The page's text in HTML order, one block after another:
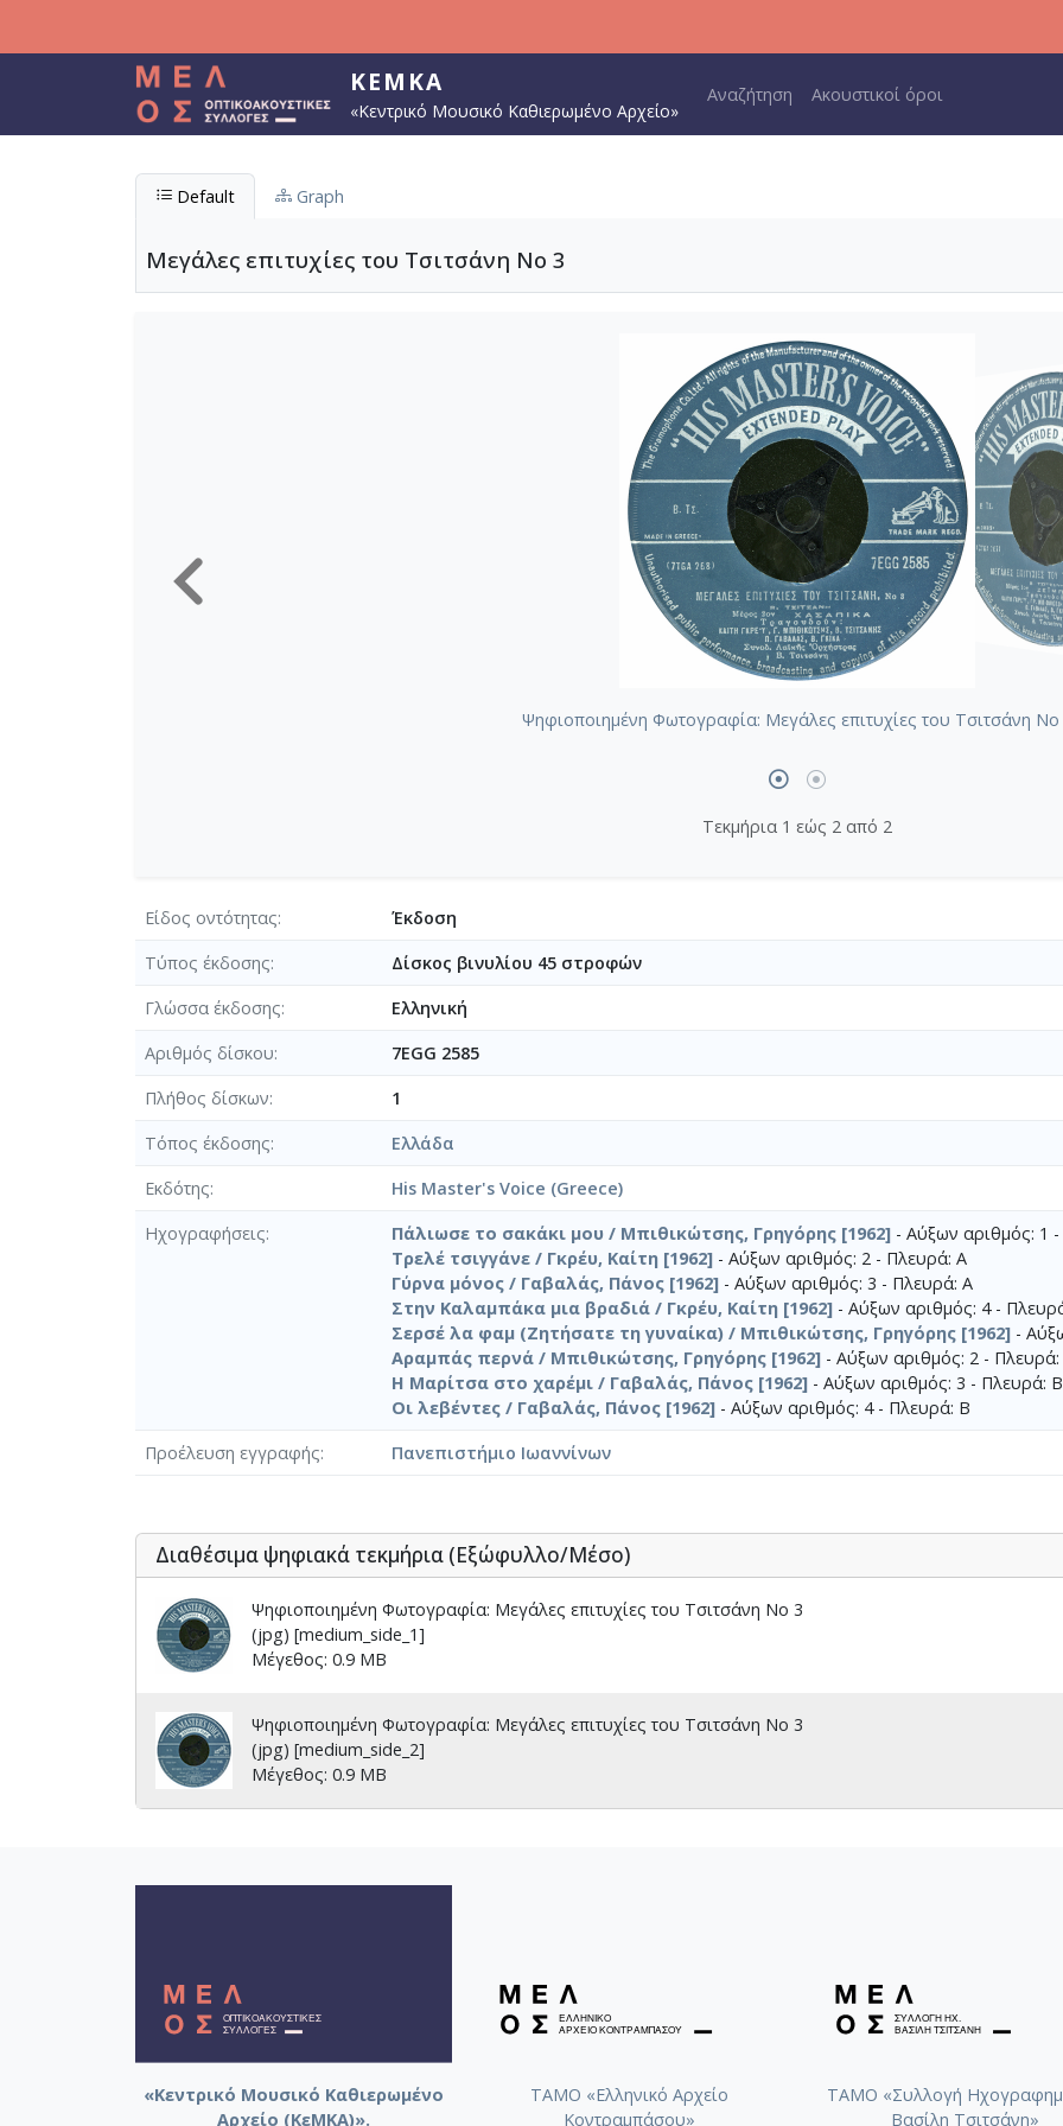
ΚΕΜΚΑ
«Κεντρικό Μουσικό Καθιερωμένο Αρχείο»
Main navigation
Αναζήτηση Ακουστικοί όροι
Default Graph
Μεγάλες επιτυχίες του Τσιτσάνη No 3
Ψηφιοποιημένη Φωτογραφία: Μεγάλες επιτυχίες του Τσιτσάνη No
Τεκμήρια 1 εώς 2 από 2
Είδος οντότητας
Έκδοση
Τύπος έκδοσης
Δίσκος βινυλίου 45 στροφών
Γλώσσα έκδοσης
Ελληνική
Αριθμός δίσκου
7EGG 2585
Πλήθος δίσκων
1
Τόπος έκδοσης
Ελλάδα
Εκδότης
His Master's Voice (Greece)
Ηχογραφήσεις
Πάλιωσε το σακάκι μου / Μπιθικώτσης, Γρηγόρης [1962] - Αύξων αριθμός: 1
Τρελέ τσιγγάνε / Γκρέυ, Καίτη [1962] - Αύξων αριθμός: 2 - Πλευρά: Α
Γύρνα μόνος / Γαβαλάς, Πάνος [1962] - Αύξων αριθμός: 3 - Πλευρά: Α
Στην Καλαμπάκα μια βραδιά / Γκρέυ, Καίτη [1962] - Αύξων αριθμός: 4 -
Σερσέ λα φαμ (Ζητήσατε τη γυναίκα) / Μπιθικώτσης, Γρηγόρης [1962] -
Αραμπάς περνά / Μπιθικώτσης, Γρηγόρης [1962] - Αύξων αριθμός: 2 -
Η Μαρίτσα στο χαρέμι / Γαβαλάς, Πάνος [1962] - Αύξων αριθμός: 3 - Πλευρά: Β
Οι λεβέντες / Γαβαλάς, Πάνος [1962] - Αύξων αριθμός: 4 - Πλευρά: Β
Προέλευση εγγραφής
Πανεπιστήμιο Ιωαννίνων
Διαθέσιμα ψηφιακά τεκμήρια (Εξώφυλλο/Μέσο)
Ψηφιοποιημένη Φωτογραφία: Μεγάλες επιτυχίες του Τσιτσάνη No 3
(jpg) [medium_side_1]
Μέγεθος: 0.9 MB
Ψηφιοποιημένη Φωτογραφία: Μεγάλες επιτυχίες του Τσιτσάνη No 3
(jpg) [medium_side_2]
Μέγεθος: 0.9 MB
«Κεντρικό Μουσικό Καθιερωμένο
Αρχείο (ΚεΜΚΑ)».
ΤΑΜΟ «Ελληνικό Αρχείο
Κοντραμπάσου»
ΤΑΜΟ «Συλλογή
Βασίλη Τσιτσάνη»